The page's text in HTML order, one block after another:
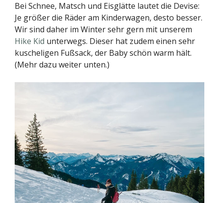
Bei Schnee, Matsch und Eisglätte lautet die Devise:
Je größer die Räder am Kinderwagen, desto besser.
Wir sind daher im Winter sehr gern mit unserem
Hike Kid unterwegs. Dieser hat zudem einen sehr
kuscheligen Fußsack, der Baby schön warm hält.
(Mehr dazu weiter unten.)